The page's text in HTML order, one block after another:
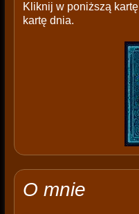
Kliknij w poniższą
kartę dnia.
O mnie